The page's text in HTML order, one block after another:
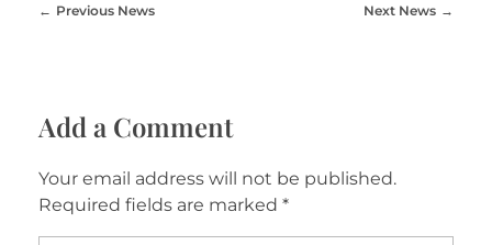
Previous News Next News
Add a Comment
Your email address will not be published.
Required fields are marked *